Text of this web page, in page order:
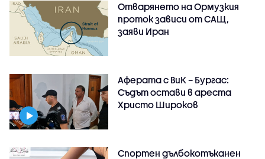
Отварянето на Ормузкия
проток зависи от САЩ,
заяви Иран
Аферата с ВиК – Бургас:
Съдът остави в ареста
Христо Широков
Спортен дълбокотъканен